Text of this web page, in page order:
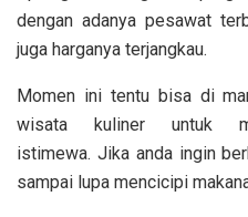
dengan adanya pesawat
juga harganya terjangkau.
Momen ini tentu bisa di
wisata kuliner untuk
istimewa. Jika anda ingin
sampai lupa mencicipi